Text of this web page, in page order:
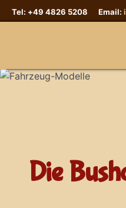
Tel: +49 4826 5208 Email:
Die